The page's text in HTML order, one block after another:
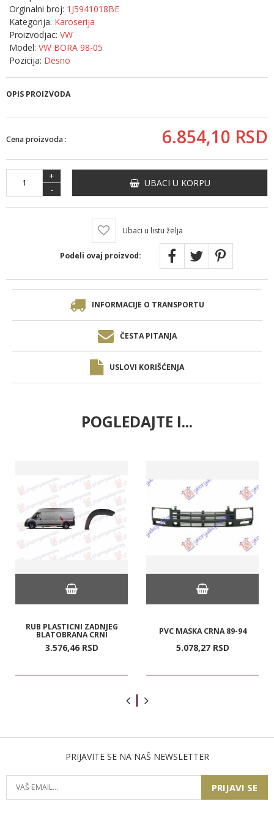
Orginalni broj: 1J5941018BE
Kategorija: Karoserija
Proizvodjac: VW
Model: VW BORA 98-05
Pozicija: Desno
OPIS PROIZVODA
Cena proizvoda : 6.854,10 RSD
+
-
UBACI U KORPU
Ubaci u listu želja
Podeli ovaj proizvod:
INFORMACIJE O TRANSPORTU
ČESTA PITANJA
USLOVI KORIŠĆENJA
POGLEDAJTE I...
RUB PLASTICNI ZADNJEG
BLATOBRANA CRNI
3.576,46 RSD
PVC MASKA CRNA 89-94
5.078,27 RSD
PRIJAVITE SE NA NAŠ NEWSLETTER
PRIJAVI SE